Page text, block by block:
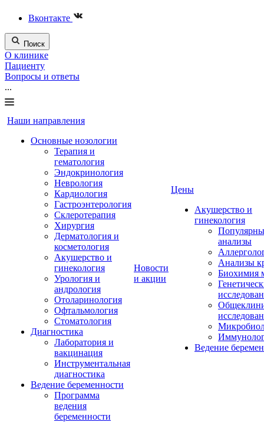
Вконтакте
Поиск
О клинике
Пациенту
Вопросы и ответы
...
Наши направления
Основные нозологии
Терапия и
гематология
Эндокринология
Неврология
Кардиология
Гастроэнтерология
Склеротерапия
Хирургия
Дерматология и
косметология
Акушерство и
гинекология
Урология и
андрология
Отоларинология
Офтальмология
Стоматология
Диагностика
Лаборатория и
вакцинация
Инструментальная
диагностика
Ведение беременности
Программа
ведения
беременности
Новости
и акции
Цены
Акушерство и
гинекология
анализы
Анализы
Биохимия
Ведение